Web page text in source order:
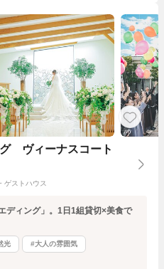
グ ヴィーナスコート
ゲストハウス
ディング」。1日1組貸切×美食で
光 #大人の雰囲気